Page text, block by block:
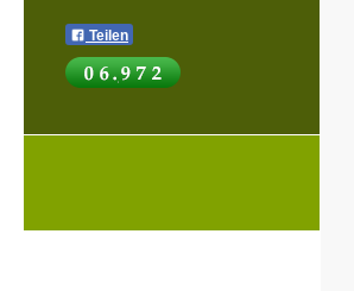
Teilen